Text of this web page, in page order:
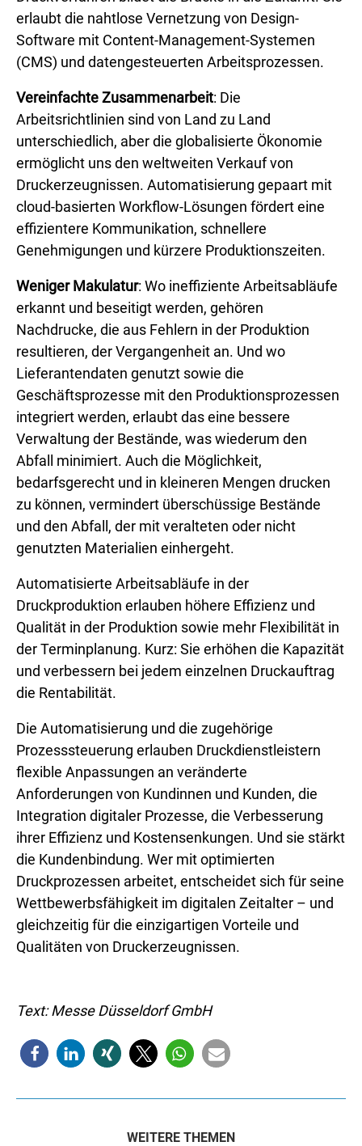
erlaubt die nahtlose Vernetzung von Design-
Software mit Content-Management-Systemen
(CMS) und datengesteuerten Arbeitsprozessen.
Vereinfachte Zusammenarbeit: Die
Arbeitsrichtlinien sind von Land zu Land
unterschiedlich, aber die globalisierte Ökonomie
ermöglicht uns den weltweiten Verkauf von
Druckerzeugnissen. Automatisierung gepaart mit
cloud-basierten Workflow-Lösungen fördert eine
effizientere Kommunikation, schnellere
Genehmigungen und kürzere Produktionszeiten.
Weniger Makulatur: Wo ineffiziente Arbeitsabläufe
erkannt und beseitigt werden, gehören
Nachdrucke, die aus Fehlern in der Produktion
resultieren, der Vergangenheit an. Und wo
Lieferantendaten genutzt sowie die
Geschäftsprozesse mit den Produktionsprozessen
integriert werden, erlaubt das eine bessere
Verwaltung der Bestände, was wiederum den
Abfall minimiert. Auch die Möglichkeit,
bedarfsgerecht und in kleineren Mengen drucken
zu können, vermindert überschüssige Bestände
und den Abfall, der mit veralteten oder nicht
genutzten Materialien einhergeht.
Automatisierte Arbeitsabläufe in der
Druckproduktion erlauben höhere Effizienz und
Qualität in der Produktion sowie mehr Flexibilität in
der Terminplanung. Kurz: Sie erhöhen die Kapazität
und verbessern bei jedem einzelnen Druckauftrag
die Rentabilität.
Die Automatisierung und die zugehörige
Prozesssteuerung erlauben Druckdienstleistern
flexible Anpassungen an veränderte
Anforderungen von Kundinnen und Kunden, die
Integration digitaler Prozesse, die Verbesserung
ihrer Effizienz und Kostensenkungen. Und sie stärkt
die Kundenbindung. Wer mit optimierten
Druckprozessen arbeitet, entscheidet sich für seine
Wettbewerbsfähigkeit im digitalen Zeitalter – und
gleichzeitig für die einzigartigen Vorteile und
Qualitäten von Druckerzeugnissen.
Text: Messe Düsseldorf GmbH
WEITERE THEMEN